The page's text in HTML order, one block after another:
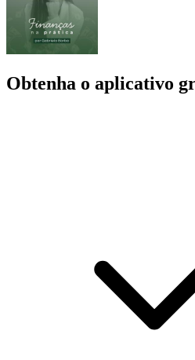
Obtenha o aplicativo